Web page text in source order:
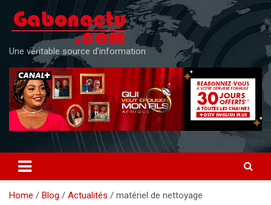
content
Une véritable source d'information
Home Blog Actualités matériel de nettoyage